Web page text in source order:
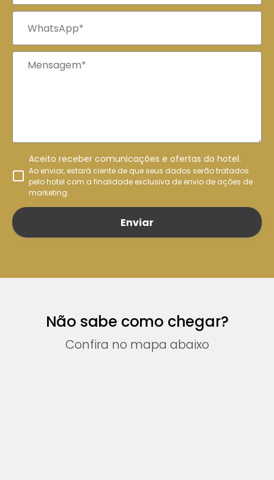
Aceito receber comunicações e ofertas do hotel.
Ao enviar, estará ciente de que seus dados serão tratados
pelo hotel com a finalidade exclusiva de envio de ações de
marketing.
Enviar
Não sabe como chegar?
Confira no mapa abaixo